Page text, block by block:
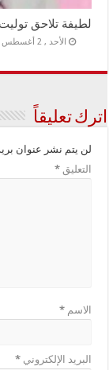
لطيفة تلاحق
الأحد , 2 أغسطس 2026
اترك تعليقاً
لن يتم نشر عنوان
التعليق*
الاسم*
البريد الإلكتروني*